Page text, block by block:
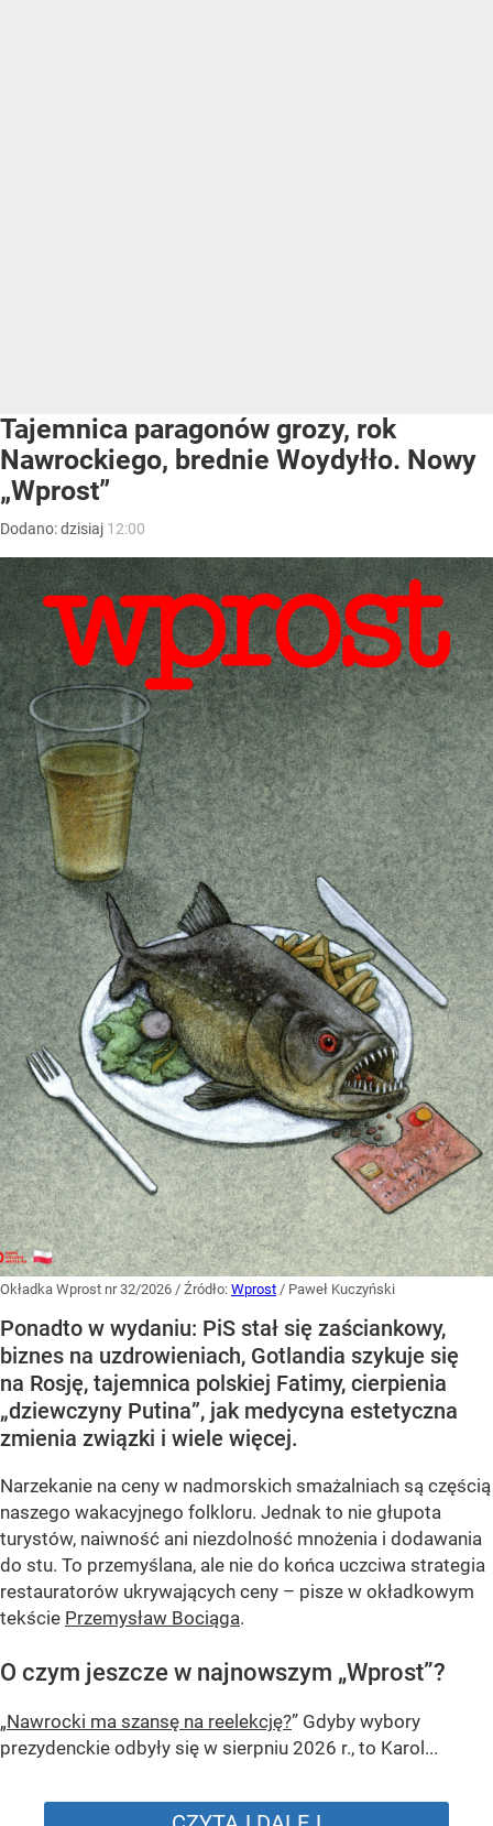
Tajemnica paragonów grozy, rok
Nawrockiego, brednie Woydyłło. Nowy
„Wprost”
Dodano:dzisiaj 12:00
Okładka Wprost nr 32/2026 / Źródło: Wprost / Paweł Kuczyński
Ponadto w wydaniu: PiS stał się zaściankowy,
biznes na uzdrowieniach, Gotlandia szykuje się
na Rosję, tajemnica polskiej Fatimy, cierpienia
„dziewczyny Putina”, jak medycyna estetyczna
zmienia związki i wiele więcej.
Narzekanie na ceny w nadmorskich smażalniach są częścią
naszego wakacyjnego folkloru. Jednak to nie głupota
turystów, naiwność ani niezdolność mnożenia i dodawania
do stu. To przemyślana, ale nie do końca uczciwa strategia
restauratorów ukrywających ceny – pisze w okładkowym
tekście Przemysław Bociąga.
O czym jeszcze w najnowszym „Wprost”?
„Nawrocki ma szansę na reelekcję?” Gdyby wybory
prezydenckie odbyły się w sierpniu 2026 r., to Karol...